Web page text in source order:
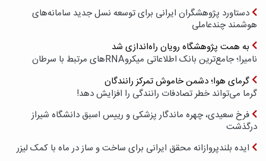
دستاورد پژوهشگران ایرانی برای توسعه نسل جدید سامانه‌های
هوشمند چندعاملی
به همت پژوهشگاه رویان راه‌اندازی شد
نامیرا؛ جامع‌ترین بانک اطلاعاتی میکروRNAهای مرتبط با سرطان
گرمای هوا؛ دشمن خاموش تمرکز رانندگان
گرما می‌تواند خطر تصادفات رانندگی را افزایش دهد!
فرخ سعیدی، چهره ماندگار پزشکی و رییس اسبق دانشگاه شیراز
درگذشت
ایده بلندپروازانه محقق ایرانی برای ساخت و ساز در ماه با کمک لیزر